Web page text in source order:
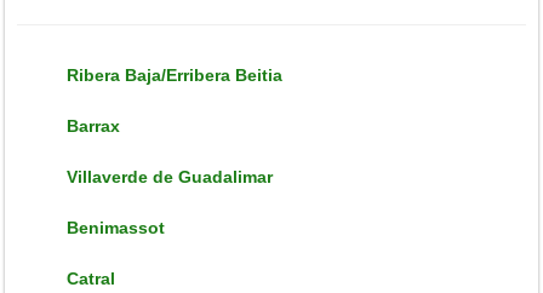
Ribera Baja/Erribera Beitia
Barrax
Villaverde de Guadalimar
Benimassot
Catral